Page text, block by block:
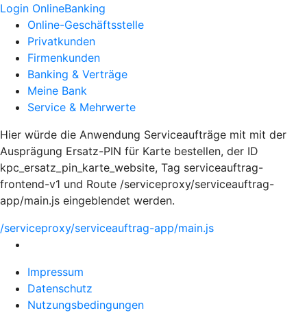
Login OnlineBanking
Online-Geschäftsstelle
Privatkunden
Firmenkunden
Banking & Verträge
Meine Bank
Service & Mehrwerte
Hier würde die Anwendung Serviceaufträge mit mit der
Ausprägung Ersatz-PIN für Karte bestellen, der ID
kpc_ersatz_pin_karte_website, Tag serviceauftrag-
frontend-v1 und Route /serviceproxy/serviceauftrag-
app/main.js eingeblendet werden.
/serviceproxy/serviceauftrag-app/main.js
Impressum
Datenschutz
Nutzungsbedingungen